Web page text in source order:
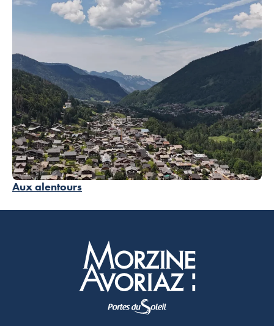
Aux alentours